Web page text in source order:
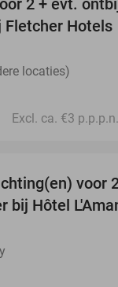
2 + evt.
Fletcher Hotels
locaties)
Excl. ca. €3
voor
bij Hôtel